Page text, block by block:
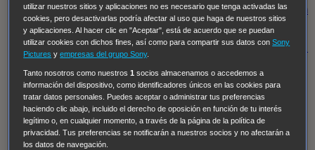
caballeros Tormenta infinita Sing Street Cobra Kai
Tom
y Lola High Country Los casos de Susan Ryeland:
Moonflower Murders Twisted Metal Mentes Criminales:
Hailey Dean Without Sin: Libre de Culpa Morbius
NCIS: Nueva Orleans
Pandora En fuera de juego
The Shield: Al margen de la ley Duplicated Preacher
The Killing Kind
utilizar nuestros sitios y aplicaciones no es necesario que tenga activadas las
cookies, pero desactivarlas podría afectar al uso que haga de nuestros sitios
y aplicaciones. Al hacer clic en "Aceptar", está de acuerdo que se puedan
utilizar cookies con dichos fines, así como para compartir sus datos conSony
Pictures yempresas del grupo Sony.
Tanto nosotros como nuestros1 socios almacenamos o accedemos a
información del dispositivo, como identificadores únicos en las cookies para
tratar datos personales. Puedes aceptar o administrar tus preferencias
haciendo clic abajo, incluido el derecho de oposición en función de tu interés
legítimo o, en cualquier momento, a través de la página de la política de
privacidad. Tus preferencias se notificarán a nuestros socios y no afectarán a
los datos de navegación.